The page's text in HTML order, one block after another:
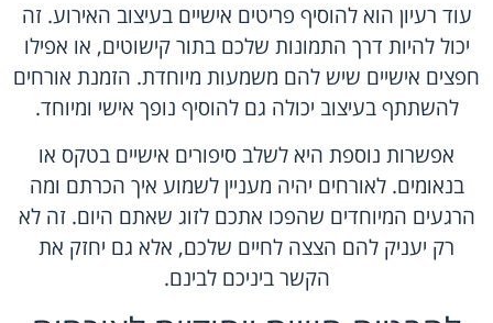
עוד רעיון הוא להוסיף פריטים אישיים בעיצוב האירוע. זה
יכול להיות דרך התמונות שלכם בתור קישוטים, או אפילו
חפצים אישיים שיש להם משמעות מיוחדת. הזמנת אורחים
להשתתף בעיצוב יכולה גם להוסיף נופך אישי ומיוחד.
אפשרות נוספת היא לשלב סיפורים אישיים בטקס או
בנאומים. לאורחים יהיה מעניין לשמוע איך הכרתם ומה
הרגעים המיוחדים שהפכו אתכם לזוג שאתם היום. זה לא
רק יעניק להם הצצה לחיים שלכם, אלא גם יחזק את
הקשר ביניכם לבינם.